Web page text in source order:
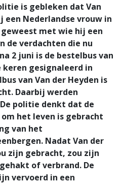
is gebleken dat Van
een Nederlandse vrouw in
met wie hij een
de verdachten die nu
2 juni is de bestelbus van
gesignaleerd in
van Van der Heyden is
Daarbij werden
politie denkt dat de
het leven is gebracht
van het
Nadat Van der
zijn gebracht, zou zijn
of verbrand. De
vervoerd in een